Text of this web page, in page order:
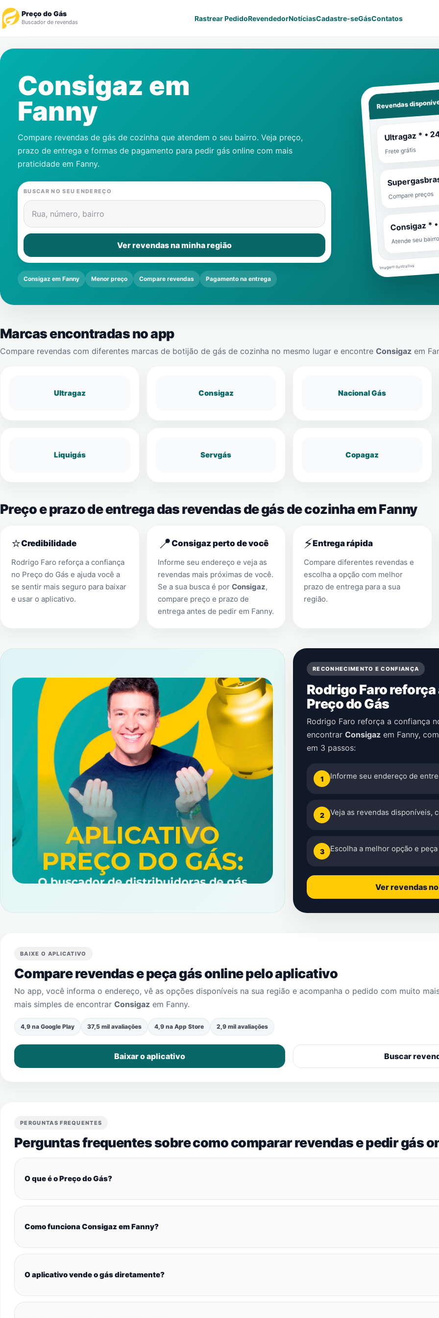
Preço do Gás
Buscador de revendas Rastrear PedidoRevendedorNotíciasCadastre-seGásContatos
Revendedor
Notícias
Gás
Contatos
Consigaz em
Fanny
Compare revendas de gás de cozinha que atendem o seu bairro. Veja preço,
prazo de entrega e formas de pagamento para pedir gás online com mais
praticidade em Fanny.
BUSCAR NO SEU ENDEREÇO
Rua, número, bairro
Ver revendas na minha região
Consigaz em Fanny Menor preço Compare revendas Pagamento na entrega
Revendas
Ultragaz * •
Frete grátis
Compare preços
Consigaz *
Atende seu
Imagem ilustrativa
Marcas encontradas no app
Compare revendas com diferentes marcas de botijão de gás de cozinha no mesmo lugar e encontre Consigaz em
Ultragaz Consigaz Nacional Gás
Liquigás Servgás Copagaz
Preço e prazo de entrega das revendas de gás de cozinha em Fanny
⭐Credibilidade
Rodrigo Faro reforça a confiança
no Preço do Gás e ajuda você a
se sentir mais seguro para baixar
e usar o aplicativo.
📍Consigaz perto de você
Informe seu endereço e veja as
revendas mais próximas de você.
Se a sua busca é por Consigaz,
compare preço e prazo de
entrega antes de pedir em Fanny.
⚡Entrega rápida
Compare diferentes revendas e
escolha a opção com melhor
prazo de entrega para a sua
região.
RECONHECIMENTO E CONFIANÇA
Rodrigo Faro
Preço do Gás
Rodrigo Faro reforça a confiança
encontrar Consigaz em Fanny,
em 3 passos:
1 Informe seu endereço de
2 Veja as revendas disponíveis,
3 Escolha a melhor opção e
Ver revendas
BAIXE O APLICATIVO
Compare revendas e peça gás online pelo aplicativo
No app, você informa o endereço, vê as opções disponíveis na sua região e acompanha o pedido com muito
mais simples de encontrar Consigaz em Fanny.
4,9 na Google Play 37,5 mil avaliações 4,9 na App Store 2,9 mil avaliações
Baixar o aplicativo Buscar
PERGUNTAS FREQUENTES
Perguntas frequentes sobre como comparar revendas e pedir gás
O que é o Preço do Gás?
Como funciona Consigaz em Fanny?
O aplicativo vende o gás diretamente?